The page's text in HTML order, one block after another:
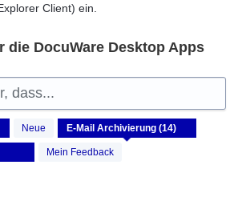
Client) ein.
die DocuWare Desktop Apps
dass...
Neue
Mein Feedback